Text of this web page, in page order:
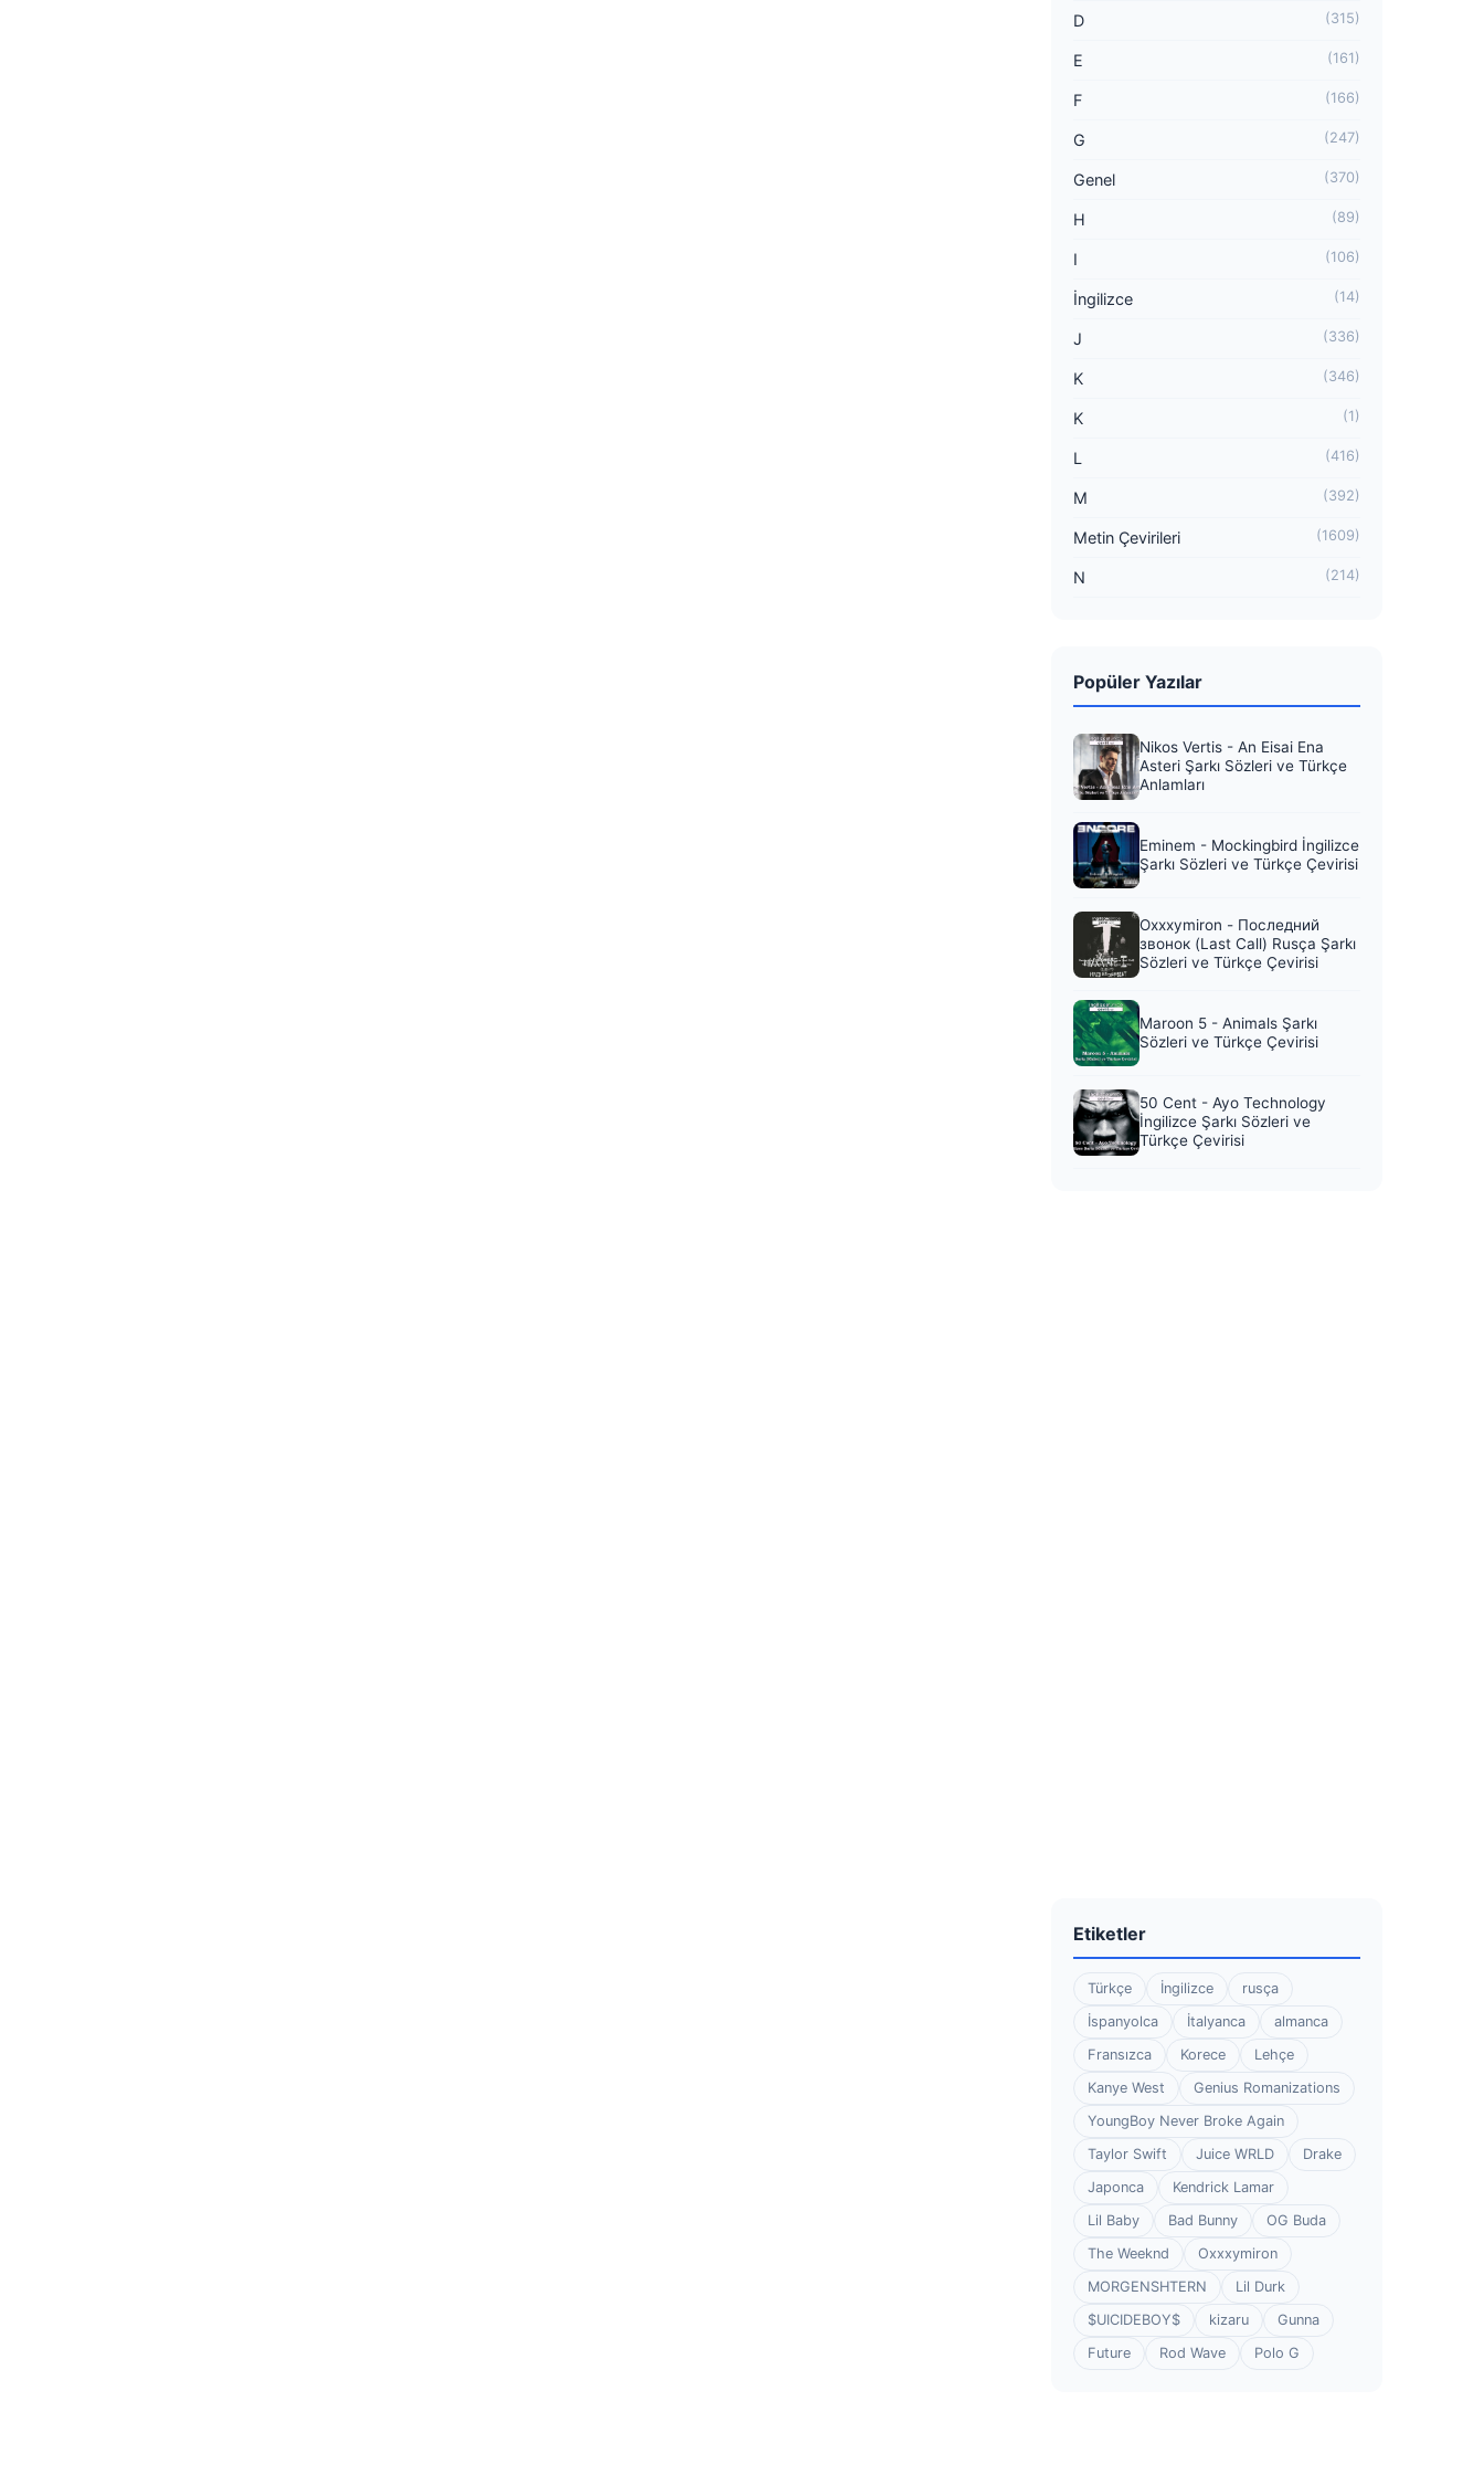
D (315)
E (161)
F (166)
G (247)
Genel (370)
H (89)
I (106)
İngilizce (14)
J (336)
K (346)
K (1)
L (416)
M (392)
Metin Çevirileri (1609)
N (214)
Popüler Yazılar
Nikos Vertis - An Eisai Ena
Asteri Şarkı Sözleri ve Türkçe
Anlamları
Eminem - Mockingbird İngilizce
Şarkı Sözleri ve Türkçe Çevirisi
Oxxxymiron - Последний
звонок (Last Call) Rusça Şarkı
Sözleri ve Türkçe Çevirisi
Maroon 5 - Animals Şarkı
Sözleri ve Türkçe Çevirisi
50 Cent - Ayo Technology
İngilizce Şarkı Sözleri ve
Türkçe Çevirisi
Etiketler
Türkçe İngilizce
rusça
İspanyolca
İtalyanca
almanca
Fransızca
Korece
Lehçe
Kanye West
Genius Romanizations
YoungBoy Never Broke Again
Taylor Swift
Juice WRLD
Drake
Japonca
Kendrick Lamar
Lil Baby
Bad Bunny
OG Buda
The Weeknd
Oxxxymiron
MORGENSHTERN
Lil Durk
$UICIDEBOY$
kizaru
Gunna
Future
Rod Wave Polo G